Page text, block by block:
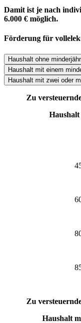
Damit ist je nach
6.000 € möglich.
Förderung für
Haushalt ohne
Haushalt mit einem
Haushalt mit zwei oder
Zu
Zu
Haushalt